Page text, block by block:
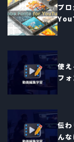
プ
使
フ
伝わ
んな